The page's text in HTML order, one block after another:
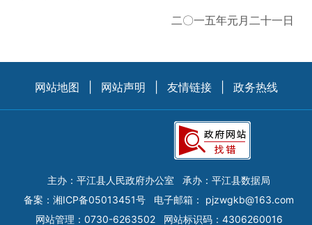
二〇一五年元月二十一日
网站地图 网站声明 友情链接 政务热线
主办：平江县人民政府办公室
承办：平江县数据局
备案： 湘ICP备05013451号 电子邮箱： pjzwgkb@163.com
网站管理：0730-6263502
网站标识码：4306260016